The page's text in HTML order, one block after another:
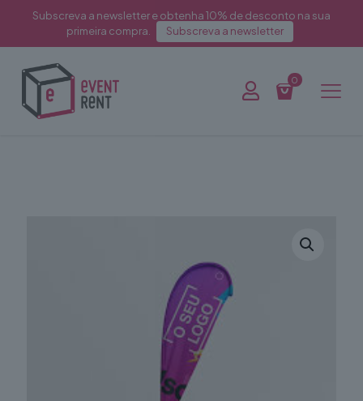
Subscreva a newsletter e obtenha 10% de desconto na sua
primeira compra.
Subscreva a newsletter
0